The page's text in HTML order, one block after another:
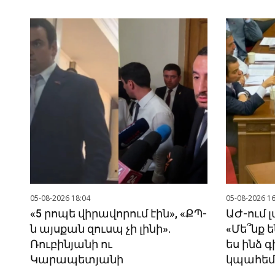
05-08-2026 18:04
«5 րոպե վիրավորում էին», «ՔՊ-
ն այսքան զուսպ չի լինի».
Ռուբինյանի ու
Կարապետյանի
05-08-2026
ԱԺ-ում
«Մե՞նք
ես ինձ